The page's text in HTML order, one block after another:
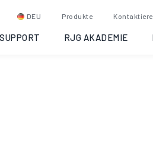
DEU Produkte
SUPPORT RJG AKADEMIE